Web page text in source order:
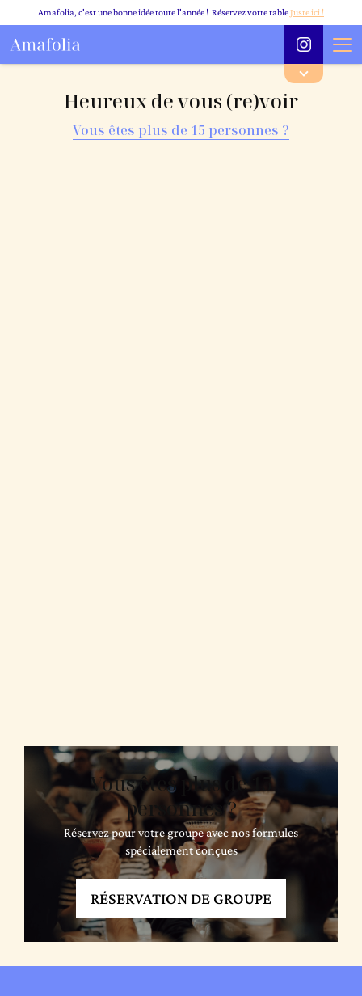
Amafolia, c'est une bonne idée toute l'année ! Réservez votre tableJuste ici !
Heureux de vous (re)voir
Vous êtes plus de 15 personnes ?
Vous êtes plus de 15
personnes ?
Réservez pour votre groupe avec nos formules
spécialement conçues
RÉSERVATION DE GROUPE